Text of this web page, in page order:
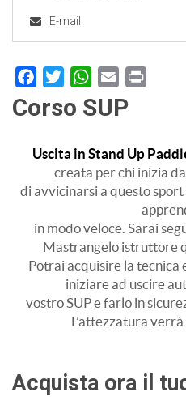
E-mail
FacebookTwitterWhatsApp
Email
Corso SUP
Uscita in Stand Up
creata per chi inizia
di avvicinarsi a questo
in modo veloce. Sarai
Mastrangelo istruttore
Potrai acquisire la tecnica
iniziare ad uscire
vostro SUP e farlo in
L’attezzatura
Acquista ora il